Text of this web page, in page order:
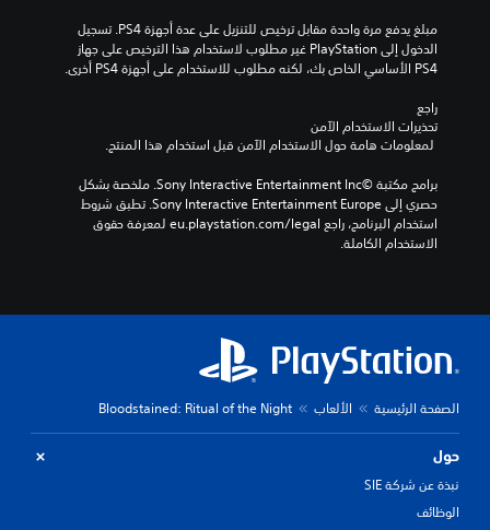
PS4 الأساسي الخاص بك، لكنه مطلوب للاستخدام على أجهزة PS4 أخرى.
راجع
تحذيرات الاستخدام الآمن
الاستخدام الكاملة.
الصفحة الرئيسية الألعاب Bloodstained: Ritual of the Night
حول
نبذة عن شركة SIE
الوظائف